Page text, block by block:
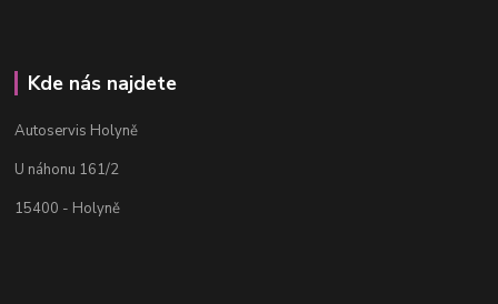
Kde nás najdete
Autoservis Holyně
U náhonu 161/2
15400 - Holyně